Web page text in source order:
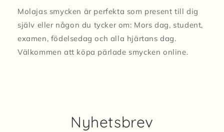
Molajas smycken är perfekta som present till dig
själv eller någon du tycker om: Mors dag, student,
examen, födelsedag och alla hjärtans dag.
Välkommen att köpa pärlade smycken online.
Nyhetsbrev